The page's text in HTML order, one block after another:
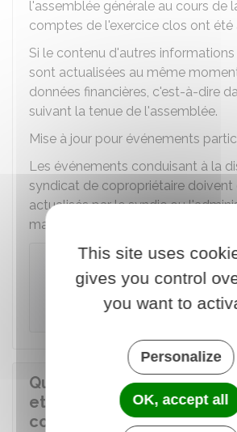
l'assemblée générale au cours de
comptes de l'exercice clos ont été
Si le contenu d'autres informations
sont actualisées au même
données financières, c'est-à-dire
suivant la tenue de l'assemblée.
Mise à jour pour événements
Les événements conduisant à la
syndicat de copropriétaire
actualisés par le syndic ou
mandataire ad hoc.
Exemple
Division d'un immeuble
syndicat secondaire
Quel est le coût de
et mises à jour des
copropriété ?
This site uses
gives you control
you want to
Personalize
OK, accept all